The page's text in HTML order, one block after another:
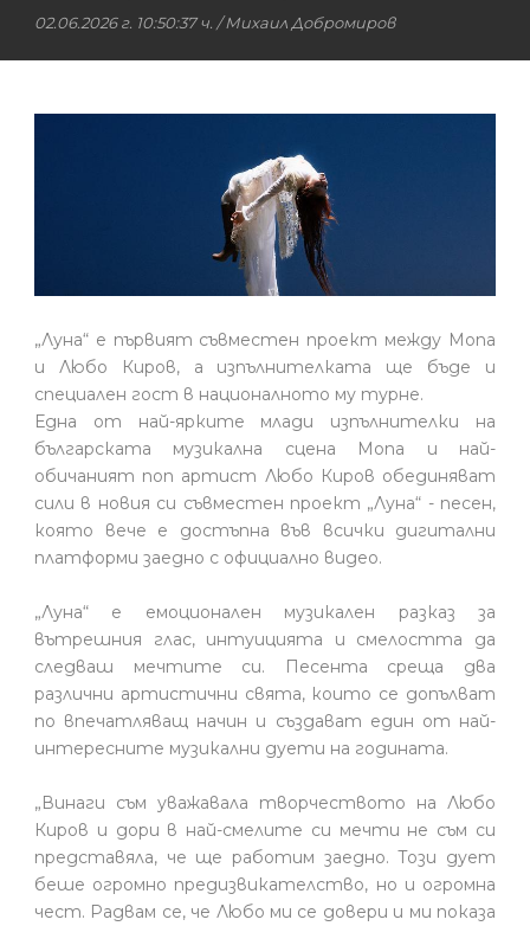
02.06.2026 г. 10:50:37 ч. /Михаил Добромиров
„Луна“ е първият съвместен проект между Mona
и Любо Киров, а изпълнителката ще бъде и
специален гост в националното му турне.
Една от най-ярките млади изпълнителки на
българската музикална сцена Mona и най-
обичаният поп артист Любо Киров обединяват
сили в новия си съвместен проект „Луна“ - песен,
която вече е достъпна във всички дигитални
платформи заедно с официално видео.
„Луна“ е емоционален музикален разказ за
вътрешния глас, интуицията и смелостта да
следваш мечтите си. Песента среща два
различни артистични свята, които се допълват
по впечатляващ начин и създават един от най-
интересните музикални дуети на годината.
„Винаги съм уважавала творчеството на Любо
Киров и дори в най-смелите си мечти не съм си
представяла, че ще работим заедно. Този дует
беше огромно предизвикателство, но и огромна
чест. Радвам се, че Любо ми се довери и ми показа